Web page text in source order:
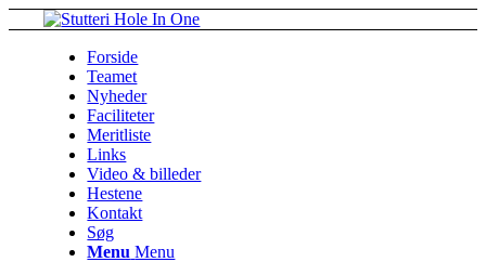
Forside
Teamet
Nyheder
Faciliteter
Meritliste
Links
Video & billeder
Hestene
Kontakt
Søg
Menu Menu